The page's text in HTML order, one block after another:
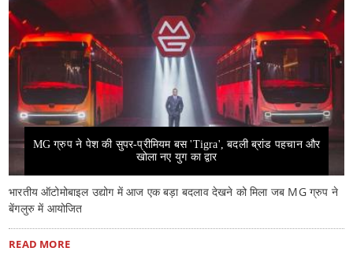
MG ग्रुप ने पेश की सुपर-प्रीमियम बस 'Tigra', बदली ब्रांड पहचान और
खोला नए युग का द्वार
भारतीय ऑटोमोबाइल उद्योग में आज एक बड़ा बदलाव देखने को मिला जब MG ग्रुप ने
बेंगलुरु में आयोजित
READ MORE